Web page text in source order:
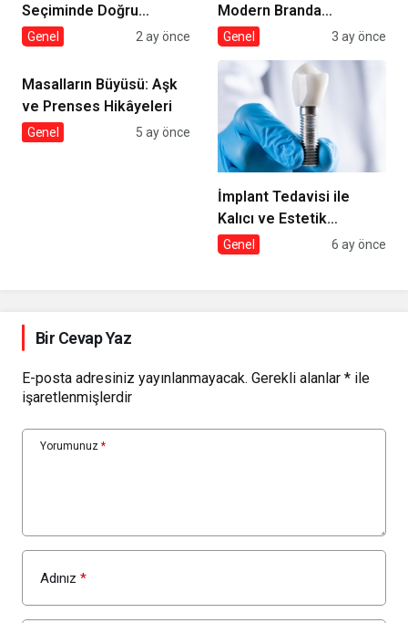
Seçiminde Doğru
Strateji
Genel 2 ay önce
Modern Branda
Sistemleri
Genel 3 ay önce
Masalların Büyüsü: Aşk
ve Prenses Hikâyeleri
Genel 5 ay önce
İmplant Tedavisi ile
Kalıcı ve Estetik
Çözümler
Genel 6 ay önce
Bir Cevap Yaz
E-posta adresiniz yayınlanmayacak. Gerekli alanlar * ile
işaretlenmişlerdir
Yorumunuz *
Adınız *